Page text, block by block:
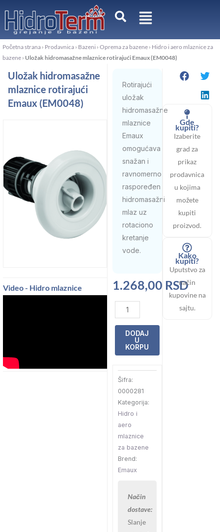
sadržaj
Početna strana › Prodavnica › Bazeni › Oprema za bazene › Hidro i aero mlaznice za
bazene › Uložak hidromasažne mlaznice rotirajući Emaux (EM0048)
Uložak hidromasažne
mlaznice rotirajući
Emaux (EM0048)
Video - Hidro mlaznice
Rotirajući
uložak
hidromasažne
mlaznice
Emaux
omogućava
snažan i
ravnomerno
raspoređen
hidromasažni
mlaz uz
rotaciono
kretanje
vode.
1.268,00 RSD
Uložak
hidromasažne
mlaznice
rotirajući
Emaux
količina
DODAJ
U
KORPU
Šifra:
0000281
Kategorija:
Hidro i
aero
mlaznice
za bazene
Brend:
Emaux
Način
dostave:
Slanje
Gde
kupiti?
Izaberite
grad za
prikaz
prodavnica
u kojima
možete
kupiti
proizvod.
Kako
kupiti?
Uputstvo za
način
kupovine na
sajtu.